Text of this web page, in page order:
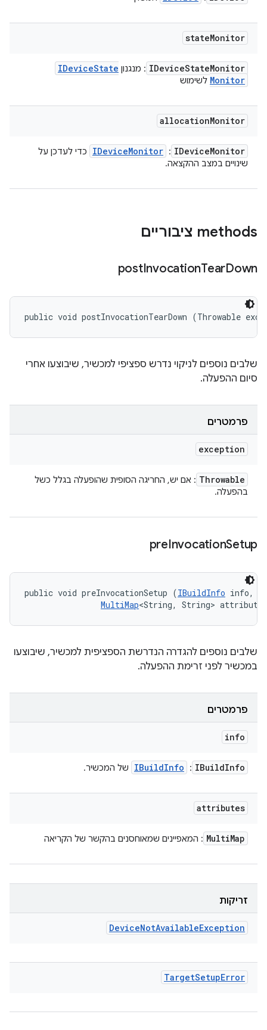
stateMonitor
IDeviceStateMonitor : מנגנון IDeviceState
Monitor לשימוש
allocationMonitor
IDeviceMonitor
:
IDeviceMonitor
כדי לעדכן על
שינויים במצב ההקצאה.
‫methods ציבוריים
postInvocationTearDown
public void postInvocationTearDown (Throwable
שלבים נוספים לניקוי נדרש ספציפי למכשיר, שיבוצעו אחרי
סיום ההפעלה.
פרמטרים
exception
Throwable : אם יש, החריגה הסופית שהופעלה בגלל כשל
בהפעלה.
preInvocationSetup
public void preInvocationSetup (IBuildInfo info,
MultiMap<String, String>
שלבים נוספים להגדרה הנדרשת הספציפית למכשיר, שיבוצעו
במכשיר לפני זרימת ההפעלה.
פרמטרים
info
IBuildInfo
:
IBuildInfo של המכשיר.
attributes
MultiMap : המאפיינים שמאוחסנים בהקשר של הקריאה
זריקות
DeviceNotAvailableException
TargetSetupError